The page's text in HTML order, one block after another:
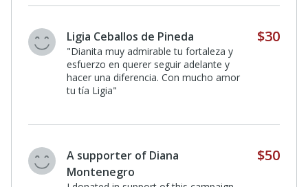
Ligia Ceballos de Pineda
"Dianita muy admirable tu fortaleza y
esfuerzo en querer seguir adelante y
hacer una diferencia. Con mucho amor
tu tía Ligia"
$30
A supporter of Diana
Montenegro
$50